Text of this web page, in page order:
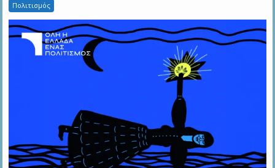
Πολιτισμός